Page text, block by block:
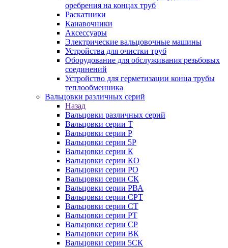
оребрения на концах труб
Раскатники
Канавочники
Аксессуары
Электрические вальцовочные машины
Устройства для очистки труб
Оборудование для обслуживания резьбовых
соединений
Устройство для герметизации конца трубы
теплообменника
Вальцовки различных серий
Назад
Вальцовки различных серий
Вальцовки серии Т
Вальцовки серии Р
Вальцовки серии 5Р
Вальцовки серии К
Вальцовки серии КО
Вальцовки серии РО
Вальцовки серии СК
Вальцовки серии РВА
Вальцовки серии СРТ
Вальцовки серии СТ
Вальцовки серии РТ
Вальцовки серии СР
Вальцовки серии ВК
Вальцовки серии 5СК